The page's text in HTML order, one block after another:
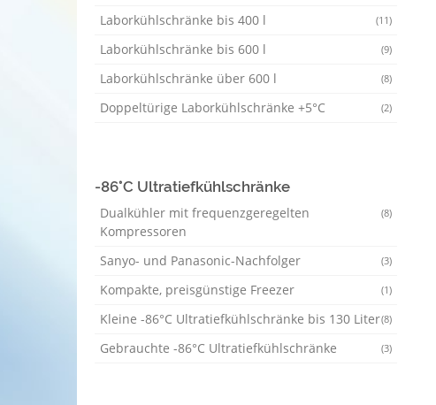
(11)
Laborkühlschränke bis 400 l
(9)
Laborkühlschränke bis 600 l
(8)
Laborkühlschränke über 600 l
(2)
Doppeltürige Laborkühlschränke +5°C
-86°C Ultratiefkühlschränke
(8)
Dualkühler mit frequenzgeregelten
Kompressoren
(3)
Sanyo- und Panasonic-Nachfolger
(1)
Kompakte, preisgünstige Freezer
(8)
Kleine -86°C Ultratiefkühlschränke bis 130 Liter
(3)
Gebrauchte -86°C Ultratiefkühlschränke